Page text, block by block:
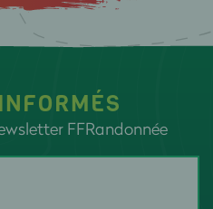
FFRandonnée